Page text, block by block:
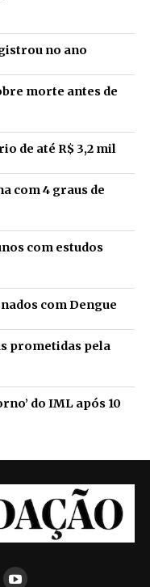
no ano
morte antes de
de até R$ 3,2 mil
com 4 graus de
com estudos
com Dengue
prometidas pela
do IML após 10